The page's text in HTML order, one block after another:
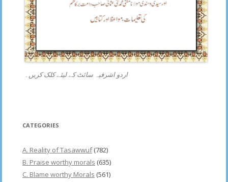
اردو اشرفیہ سائٹ کے لیئے کلک کریں۔
CATEGORIES
A. Reality of Tasawwuf(782)
B. Praise worthy morals (635)
C. Blame worthy Morals (561)